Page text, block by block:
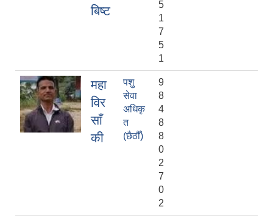
बिष्ट
5
1
7
5
1
महा
विर
साँ
की
पशु
सेवा
अधिकृ
त
(छैठौँ)
9
8
4
8
8
0
2
7
0
2